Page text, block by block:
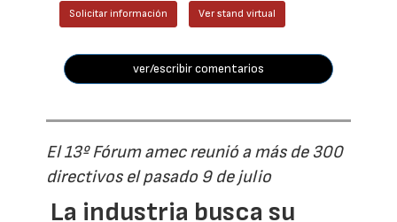
Solicitar información Ver stand virtual
ver/escribir comentarios
El 13º Fórum amec reunió a más de 300
directivos el pasado 9 de julio
La industria busca su